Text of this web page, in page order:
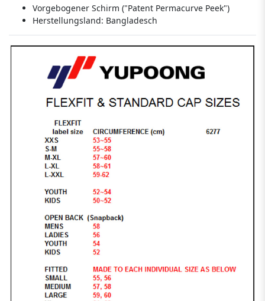
Vorgebogener Schirm ("Patent Permacurve Peek")
Herstellungsland: Bangladesch